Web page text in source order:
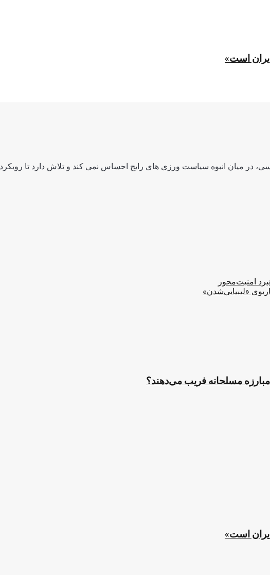
است»
در میان انبوه سیاست ورزی های رایج احساس نمی کند و تلاش دارد تا
امنیت‌محور
«لیبیایی‌شدن»
مسلحانه فریب می‌دهند؟
است»